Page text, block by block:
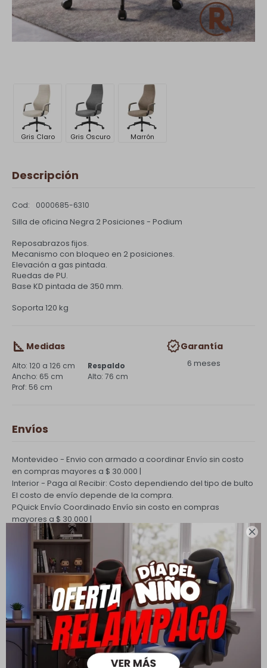

Gris Claro Gris Oscuro Marrón
Descripción
0000685-6310
Silla de oficina Negra 2 Posiciones - Podium
Reposabrazos fijos.
Mecanismo con bloqueo en 2 posiciones.
Elevación a gas pintada.
Ruedas de PU.
Base KD pintada de 350 mm.
Soporta 120 kg
Medidas
120 a 126 cm
65 cm
56 cm
Respaldo
76 cm
Garantía
6 meses
Envíos
Montevideo - Envio con armado a coordinarEnvío sin costo
en compras mayores a $ 30.000 |
Interior - Paga al Recibir: Costo dependiendo del tipo de bulto
El costo de envío depende de la compra.
PQuick Envío Coordinado Envío sin costo en compras
mayores a $ 30.000 |
Cambios y Devoluciones
Todas las compras realizadas tienen un plazo de 5 días para
su cambio.
Ver mas
Medios de pago